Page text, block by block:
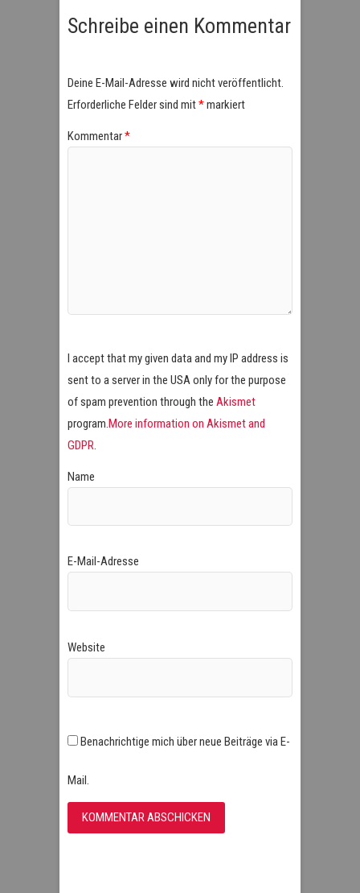
Schreibe einen Kommentar
Deine E-Mail-Adresse wird nicht veröffentlicht.
Erforderliche Felder sind mit*markiert
Kommentar*
I accept that my given data and my IP address is
sent to a server in the USA only for the purpose
of spam prevention through the Akismet
program.More information on Akismet and
GDPR.
Name
E-Mail-Adresse
Website
Benachrichtige mich über neue Beiträge via E-
Mail.